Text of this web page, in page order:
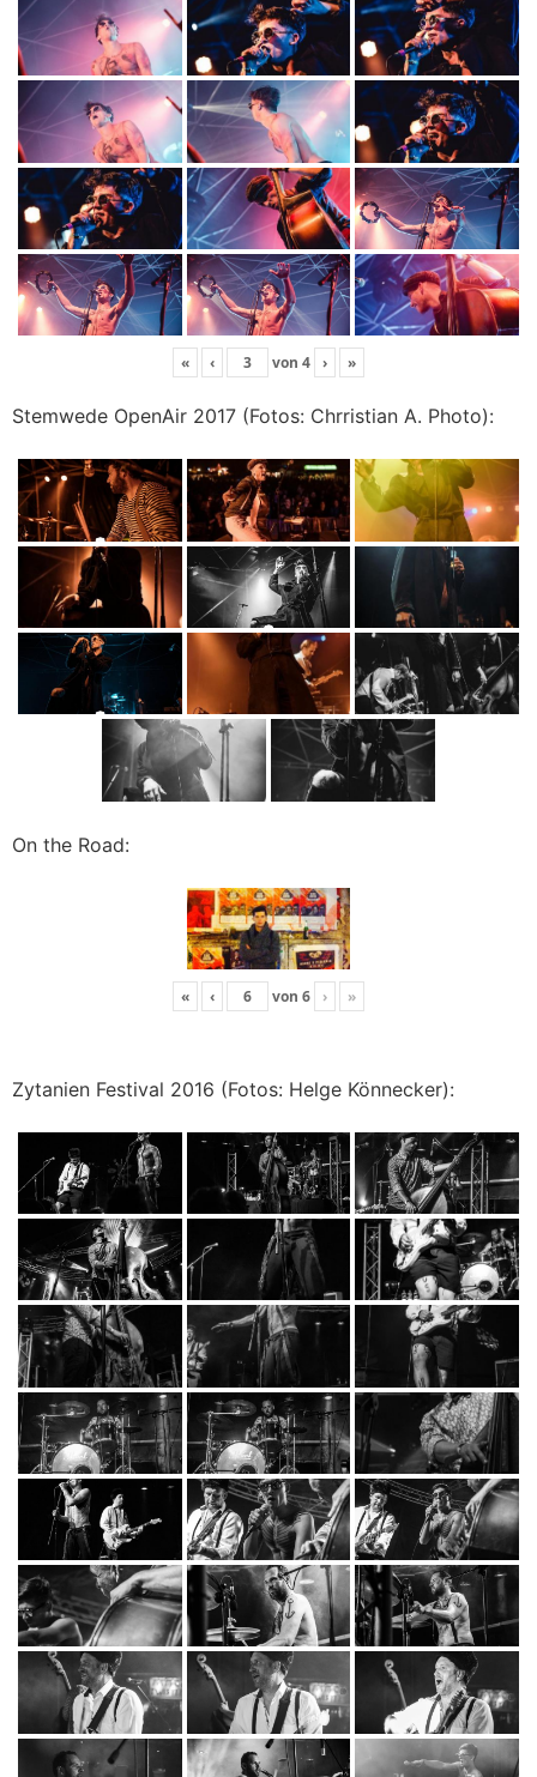
« ‹ von 4 › »
Stemwede OpenAir 2017 (Fotos: Chrristian A. Photo):
On the Road:
« ‹ von 6 › »
Zytanien Festival 2016 (Fotos: Helge Könnecker):